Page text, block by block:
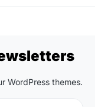
WordPress themes.